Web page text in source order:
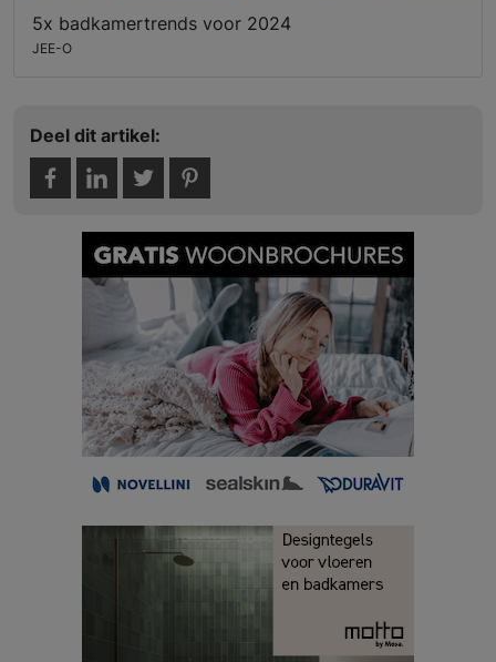
5x badkamertrends voor 2024
JEE-O
Deel dit artikel: